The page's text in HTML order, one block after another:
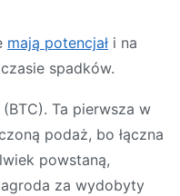
mają potencjał i na
spadków.
Ta pierwsza w
podaż, bo łączna
powstaną,
za wydobyty